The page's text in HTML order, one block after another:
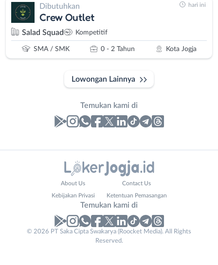
Dibutuhkan
Crew Outlet
Salad Squad Kompetitif
SMA / SMK 0 - 2 Tahun Kota Jogja
hari ini
Lowongan Lainnya
Temukan kami di
No. Telp /
About Us Contact Us
Kebijakan Privasi Ketentuan Pemasangan
Temukan kami di
© 2026 PT Saka Cipta Swakarya (Roocket Media). All Rights
Reserved.